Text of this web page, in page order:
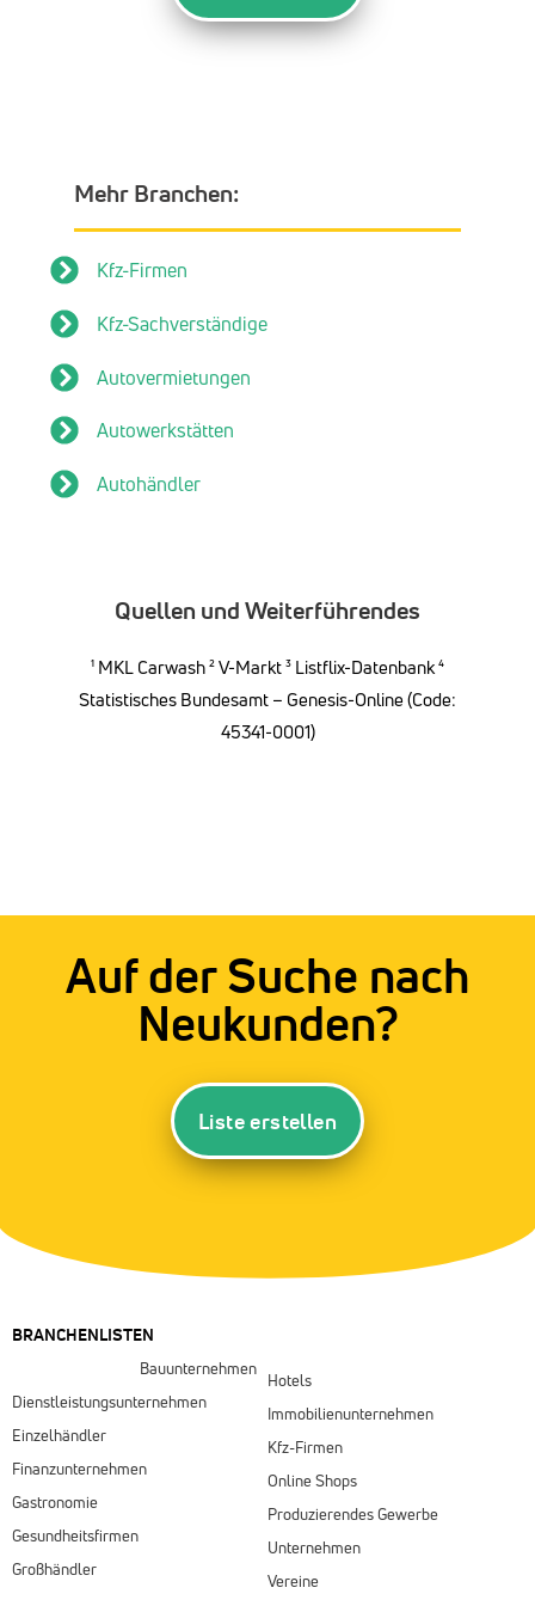
Mehr Branchen:
Kfz-Firmen
Kfz-Sachverständige
Autovermietungen
Autowerkstätten
Autohändler
Quellen und Weiterführendes
¹MKL Carwash²V-Markt³ Listflix-Datenbank ⁴
Statistisches Bundesamt – Genesis-Online (Code:
45341-0001)
Auf der Suche nach
Neukunden?
Liste erstellen
BRANCHENLISTEN
Bauunternehmen
Dienstleistungsunternehmen
Einzelhändler
Finanzunternehmen
Gastronomie
Gesundheitsfirmen
Großhändler
Hotels
Immobilienunternehmen
Kfz-Firmen
Online Shops
Produzierendes Gewerbe
Unternehmen
Vereine